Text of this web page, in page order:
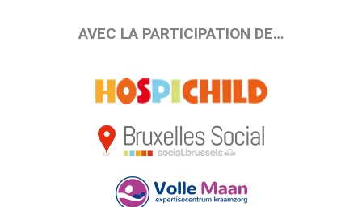
AVEC LA PARTICIPATION DE…